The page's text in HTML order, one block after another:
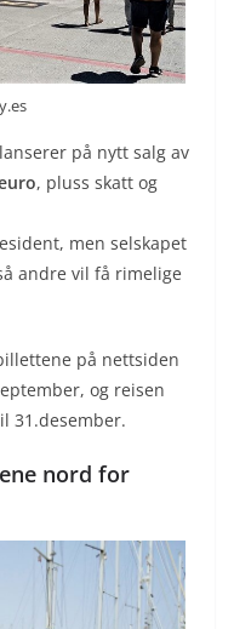
på nytt salg av
, pluss skatt og
men selskapet
andre vil få rimelige
på nettsiden
og reisen
31.desember.
nord for